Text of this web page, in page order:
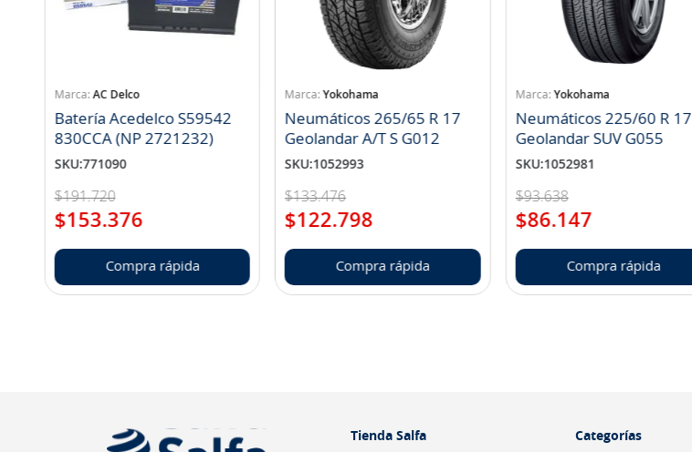
AC Delco
Batería Acedelco S59542
830CCA (NP 2721232)
SKU:771090
$191.720
$153.376
Compra rápida
Yokohama
Neumáticos 265/65 R 17
Geolandar A/T S G012
SKU:1052993
$133.476
$122.798
Compra rápida
Yokohama
Neumáticos 225/60 R 17
Geolandar SUV G055
SKU:1052981
$93.638
$86.147
Compra rápida
Tienda Salfa Categorías